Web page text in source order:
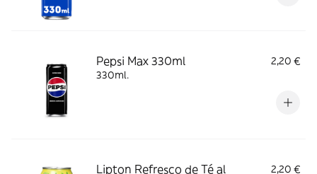
Pepsi Max 330ml
2,20 €
330ml.
Lipton Refresco de Té al
2,20 €